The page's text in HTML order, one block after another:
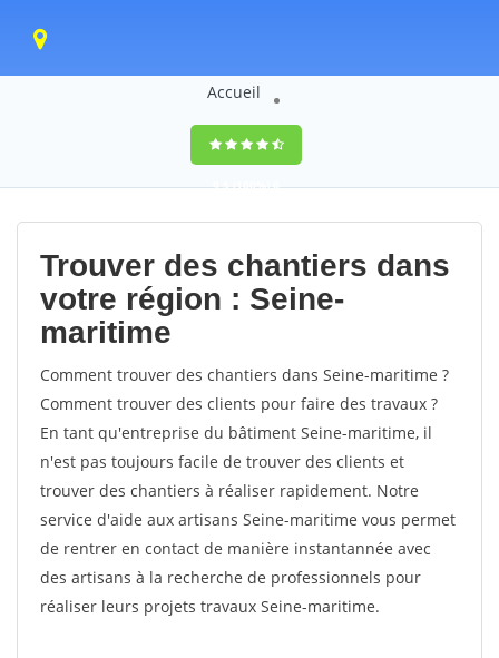
Accueil
9,5(100%)0
votes
Trouver des chantiers dans
votre région : Seine-
maritime
Comment trouver des chantiers dans Seine-maritime ?
Comment trouver des clients pour faire des travaux ?
En tant qu'entreprise du bâtiment Seine-maritime, il
n'est pas toujours facile de trouver des clients et
trouver des chantiers à réaliser rapidement. Notre
service d'aide aux artisans Seine-maritime vous permet
de rentrer en contact de manière instantannée avec
des artisans à la recherche de professionnels pour
réaliser leurs projets travaux Seine-maritime.